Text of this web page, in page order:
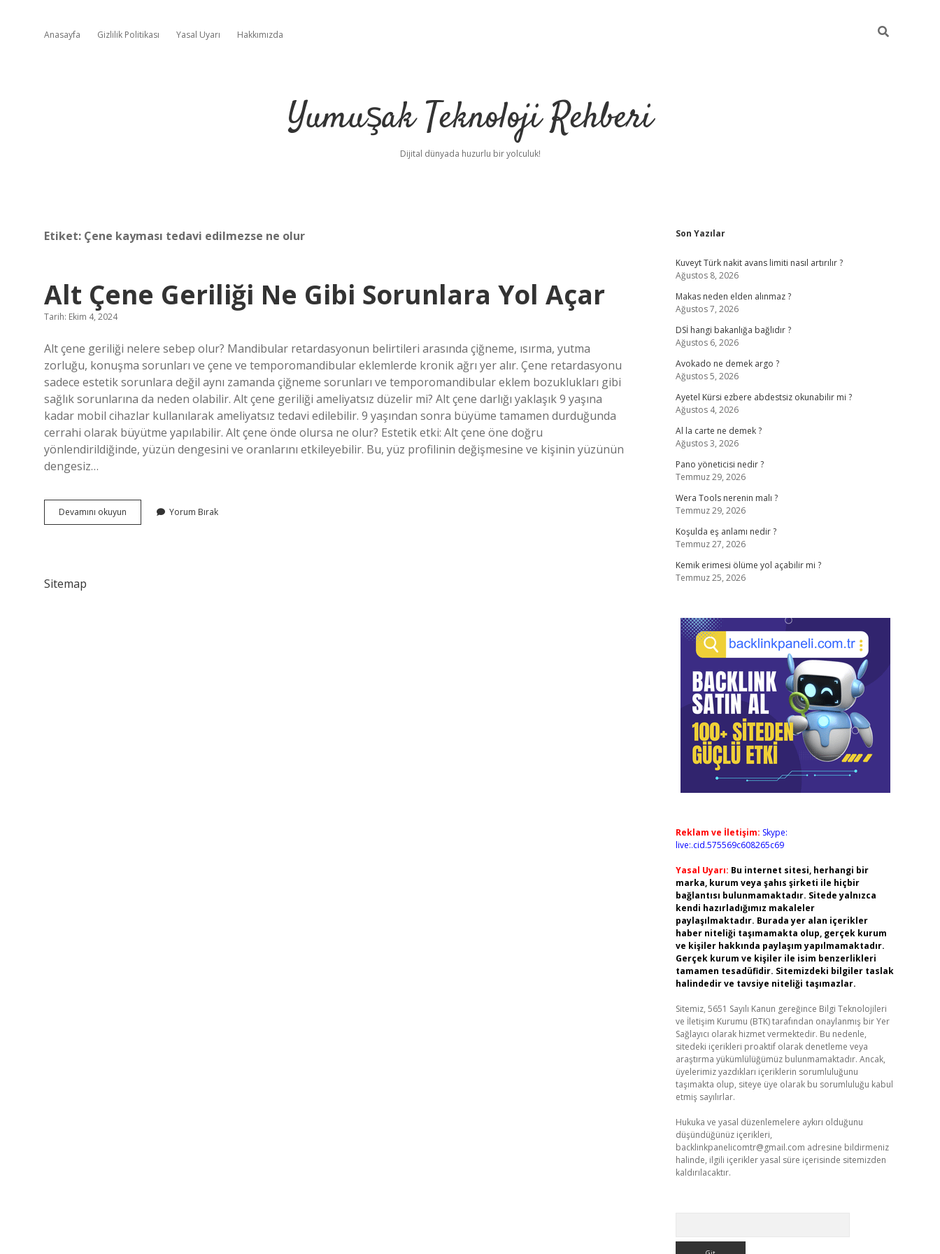
Anasayfa Gizlilik Politikası Yasal Uyarı Hakkımızda
Yumuşak Teknoloji Rehberi
Dijital dünyada huzurlu bir yolculuk!
Etiket: Çene kayması tedavi edilmezse ne olur
Alt Çene Geriliği Ne Gibi Sorunlara Yol Açar
Tarih: Ekim 4, 2024
Alt çene geriliği nelere sebep olur? Mandibular retardasyonun belirtileri arasında çiğneme, ısırma, yutma
zorluğu, konuşma sorunları ve çene ve temporomandibular eklemlerde kronik ağrı yer alır. Çene retardasyonu
sadece estetik sorunlara değil aynı zamanda çiğneme sorunları ve temporomandibular eklem bozuklukları gibi
sağlık sorunlarına da neden olabilir. Alt çene geriliği ameliyatsız düzelir mi? Alt çene darlığı yaklaşık 9 yaşına
kadar mobil cihazlar kullanılarak ameliyatsız tedavi edilebilir. 9 yaşından sonra büyüme tamamen durduğunda
cerrahi olarak büyütme yapılabilir. Alt çene önde olursa ne olur? Estetik etki: Alt çene öne doğru
yönlendirildiğinde, yüzün dengesini ve oranlarını etkileyebilir. Bu, yüz profilinin değişmesine ve kişinin yüzünün
dengesiz…
Devamını okuyun
Çene
Yorum Bırak
Sitemap
Sidebar
Son Yazılar
Kuveyt Türk nakit avans limiti nasıl artırılır ?
Ağustos 8, 2026
Makas neden elden alınmaz ?
Ağustos 7, 2026
DSİ hangi bakanlığa bağlıdır ?
Ağustos 6, 2026
Avokado ne demek argo ?
Ağustos 5, 2026
Ayetel Kürsi ezbere abdestsiz okunabilir mi ?
Ağustos 4, 2026
Al la carte ne demek ?
Ağustos 3, 2026
Pano yöneticisi nedir ?
Temmuz 29, 2026
Wera Tools nerenin malı ?
Temmuz 29, 2026
Koşulda eş anlamı nedir ?
Temmuz 27, 2026
Kemik erimesi ölüme yol açabilir mi ?
Temmuz 25, 2026
Reklam ve İletişim: Skype:
live:.cid.575569c608265c69
Yasal Uyarı: Bu internet sitesi, herhangi bir
marka, kurum veya şahıs şirketi ile hiçbir
bağlantısı bulunmamaktadır. Sitede yalnızca
kendi hazırladığımız makaleler
paylaşılmaktadır. Burada yer alan içerikler
haber niteliği taşımamakta olup, gerçek kurum
ve kişiler hakkında paylaşım yapılmamaktadır.
Gerçek kurum ve kişiler ile isim benzerlikleri
tamamen tesadüfidir. Sitemizdeki bilgiler taslak
halindedir ve tavsiye niteliği taşımazlar.
Sitemiz, 5651 Sayılı Kanun gereğince Bilgi Teknolojileri
ve İletişim Kurumu (BTK) tarafından onaylanmış bir Yer
Sağlayıcı olarak hizmet vermektedir. Bu nedenle,
sitedeki içerikleri proaktif olarak denetleme veya
araştırma yükümlülüğümüz bulunmamaktadır. Ancak,
üyelerimiz yazdıkları içeriklerin sorumluluğunu
taşımakta olup, siteye üye olarak bu sorumluluğu kabul
etmiş sayılırlar.
Hukuka ve yasal düzenlemelere aykırı olduğunu
düşündüğünüz içerikleri,
backlinkpanelicomtr@gmail.com adresine bildirmeniz
halinde, ilgili içerikler yasal süre içerisinde sitemizden
kaldırılacaktır.